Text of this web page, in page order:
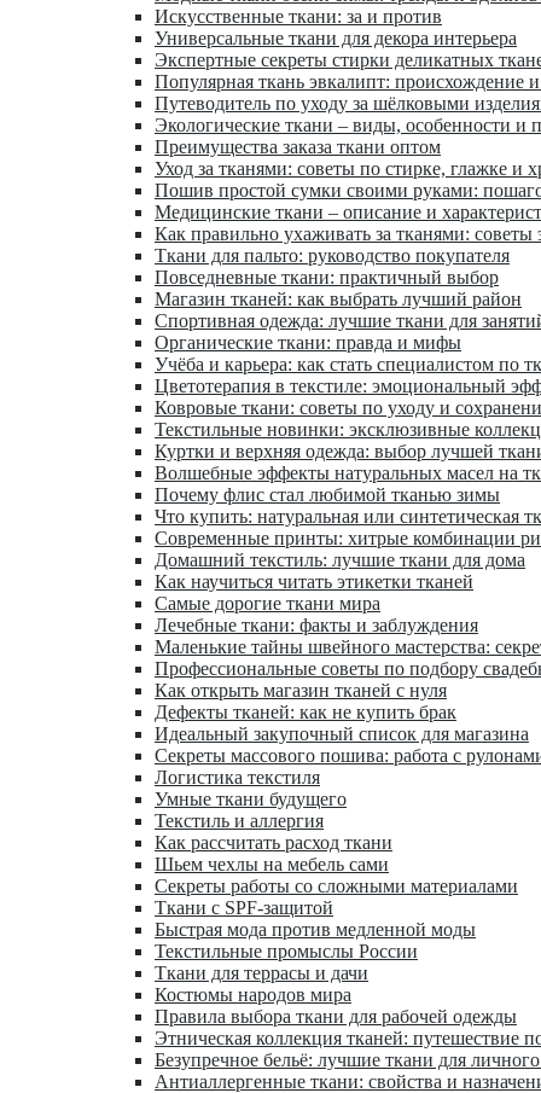
Искусственные ткани: за и против
Универсальные ткани для декора интерьера
Экспертные секреты стирки деликатных
Популярная ткань эвкалипт: происхождение и
Путеводитель по уходу за шёлковыми
Экологические ткани – виды, особенности и
Преимущества заказа ткани оптом
Уход за тканями: советы по стирке, глажке и
Пошив простой сумки своими руками:
Медицинские ткани – описание и
Как правильно ухаживать за тканями: советы
Ткани для пальто: руководство покупателя
Повседневные ткани: практичный выбор
Магазин тканей: как выбрать лучший район
Спортивная одежда: лучшие ткани для
Органические ткани: правда и мифы
Учёба и карьера: как стать специалистом по
Цветотерапия в текстиле: эмоциональный
Ковровые ткани: советы по уходу и
Текстильные новинки: эксклюзивные
Куртки и верхняя одежда: выбор лучшей
Волшебные эффекты натуральных масел на
Почему флис стал любимой тканью зимы
Что купить: натуральная или синтетическая
Современные принты: хитрые комбинации
Домашний текстиль: лучшие ткани для дома
Как научиться читать этикетки тканей
Самые дорогие ткани мира
Лечебные ткани: факты и заблуждения
Маленькие тайны швейного мастерства:
Профессиональные советы по подбору
Как открыть магазин тканей с нуля
Дефекты тканей: как не купить брак
Идеальный закупочный список для магазина
Секреты массового пошива: работа с
Логистика текстиля
Умные ткани будущего
Текстиль и аллергия
Как рассчитать расход ткани
Шьем чехлы на мебель сами
Секреты работы со сложными материалами
Ткани с SPF-защитой
Быстрая мода против медленной моды
Текстильные промыслы России
Ткани для террасы и дачи
Костюмы народов мира
Правила выбора ткани для рабочей одежды
Этническая коллекция тканей: путешествие
Безупречное бельё: лучшие ткани для
Антиаллергенные ткани: свойства и